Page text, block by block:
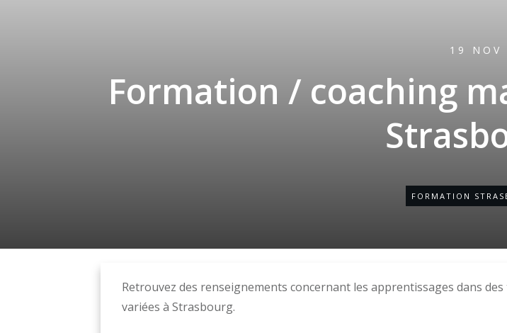
19 NOV
Formation / coaching
FORMATION
Retrouvez des renseignements concernant les apprentissages dans
variées à Strasbourg.